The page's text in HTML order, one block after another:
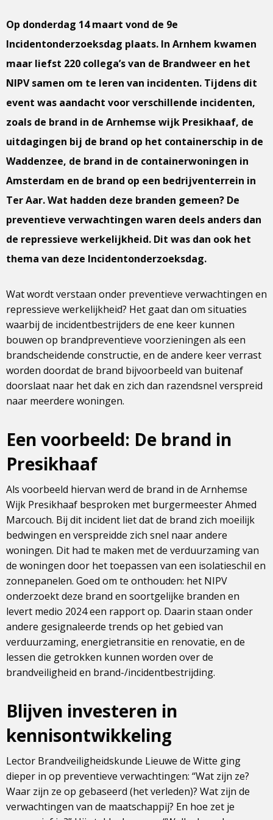
Op donderdag 14 maart vond de 9e
Incidentonderzoeksdag plaats. In Arnhem kwamen
maar liefst 220 collega’s van de Brandweer en het
NIPV samen om te leren van incidenten. Tijdens dit
event was aandacht voor verschillende incidenten,
zoals de brand in de Arnhemse wijk Presikhaaf, de
uitdagingen bij de brand op het containerschip in de
Waddenzee, de brand in de containerwoningen in
Amsterdam en de brand op een bedrijventerrein in
Ter Aar. Wat hadden deze branden gemeen? De
preventieve verwachtingen waren deels anders dan
de repressieve werkelijkheid. Dit was dan ook het
thema van deze Incidentonderzoeksdag.
Wat wordt verstaan onder preventieve verwachtingen en
repressieve werkelijkheid? Het gaat dan om situaties
waarbij de incidentbestrijders de ene keer kunnen
bouwen op brandpreventieve voorzieningen als een
brandscheidende constructie, en de andere keer verrast
worden doordat de brand bijvoorbeeld van buitenaf
doorslaat naar het dak en zich dan razendsnel verspreid
naar meerdere woningen.
Een voorbeeld: De brand in
Presikhaaf
Als voorbeeld hiervan werd de brand in de Arnhemse
Wijk Presikhaaf besproken met burgermeester Ahmed
Marcouch. Bij dit incident liet dat de brand zich moeilijk
bedwingen en verspreidde zich snel naar andere
woningen. Dit had te maken met de verduurzaming van
de woningen door het toepassen van een isolatieschil en
zonnepanelen. Goed om te onthouden: het NIPV
onderzoekt deze brand en soortgelijke branden en
levert medio 2024 een rapport op. Daarin staan onder
andere gesignaleerde trends op het gebied van
verduurzaming, energietransitie en renovatie, en de
lessen die getrokken kunnen worden over de
brandveiligheid en brand-/incidentbestrijding.
Blijven investeren in
kennisontwikkeling
Lector Brandveiligheidskunde Lieuwe de Witte ging
dieper in op preventieve verwachtingen: “Wat zijn ze?
Waar zijn ze op gebaseerd (het verleden)? Wat zijn de
verwachtingen van de maatschappij? En hoe zet je